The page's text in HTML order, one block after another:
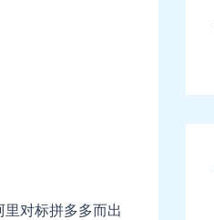
对标拼多多而出